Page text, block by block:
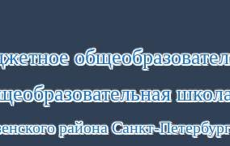
района Санкт-